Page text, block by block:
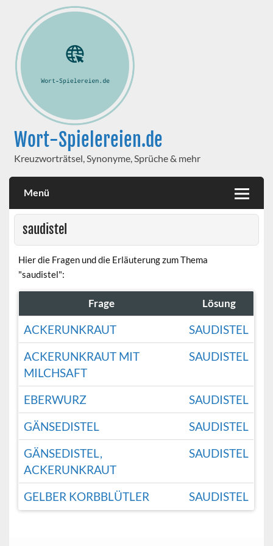
Wort-Spielereien.de
Kreuzworträtsel, Synonyme, Sprüche & mehr
Menü
saudistel
Hier die Fragen und die Erläuterung zum Thema
"saudistel":
Frage Lösung
ACKERUNKRAUT
SAUDISTEL
ACKERUNKRAUT MIT
MILCHSAFT
SAUDISTEL
EBERWURZ
SAUDISTEL
GÄNSEDISTEL
SAUDISTEL
GÄNSEDISTEL,
ACKERUNKRAUT
SAUDISTEL
GELBER KORBBLÜTLER SAUDISTEL